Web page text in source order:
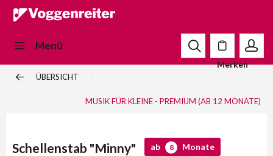
Menü
Merken
ÜBERSICHT
MUSIK FÜR KLEINE - PREMIUM (AB 12 MONATE)
Schellenstab "Minny" ab 8 Monate